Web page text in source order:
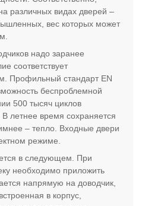
различных видах дверей –
вес которых может
надо заранее
соответствует
Профильный стандарт EN
беспроблемной
500 тысяч циклов
летнее время сохраняется
– тепло. Входные двери
режиме.
в следующем. При
необходимо приложить
напрямую на доводчик,
в корпус,